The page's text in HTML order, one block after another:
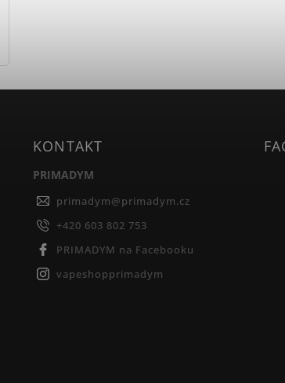
KONTAKT
PRIMADYM
primadym@primadym.cz
+420 603 802 753
PRIMADYM na Facebooku
vapeshopprimadym